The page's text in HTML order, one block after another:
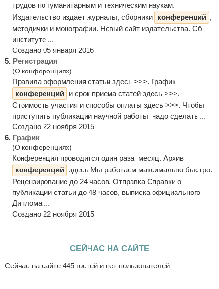
трудов по гуманитарным и техническим наукам.
Издательство издает журналы, сборники
конференций ,
методички и монографии. Новый сайт издательства. Об
институте ...
Создано 05 января 2016
5. Регистрация
(О конференциях)
Правила оформления статьи здесь >>>. График
конференций
и срок приема статей здесь >>>.
Стоимость участия и способы оплаты здесь >>>. Чтобы
приступить публикации научной работы надо сделать ...
Создано 22 ноября 2015
6. График
(О конференциях)
Конференция проводится один раза месяц. Архив
конференций здесь Мы работаем максимально быстро.
Рецензирование до 24 часов. Отправка Справки о
публикации статьи до 48 часов, выписка официального
Диплома ...
Создано 22 ноября 2015
СЕЙЧАС НА САЙТЕ
Сейчас на сайте 445 гостей и нет пользователей